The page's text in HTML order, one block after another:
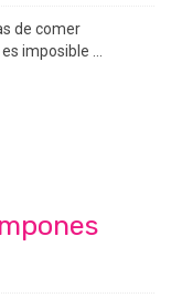
de comer
imposible …